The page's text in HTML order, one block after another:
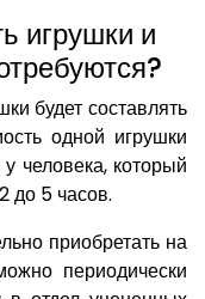
игрушки и
будет составлять
одной игрушки
человека, который
до 5 часов.
приобретать на
периодически